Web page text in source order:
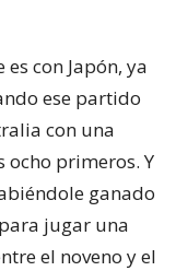
con Japón, ya
ese partido
con una
primeros. Y
ganado
jugar una
el noveno y el